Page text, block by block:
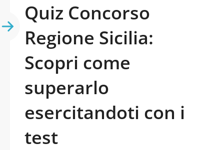
Quiz Concorso
Regione Sicilia:
Scopri come
superarlo
esercitandoti con i
test